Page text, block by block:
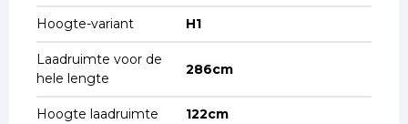
Hoogte-variant H1
Laadruimte voor de
hele lengte
286cm
Hoogte laadruimte 122cm